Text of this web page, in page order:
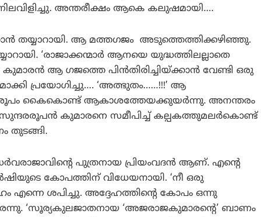
നിലവിളിച്ചു. അന്തരീക്ഷം ആകെ കലുഷമായി….
തയ്യാറായി. ആ മത്തഗജം അടുത്തെത്തിക്കഴിഞ്ഞു.
‘രാജാക്കന്മാര്‍ ആനയെ യുദ്ധത്തിലല്ലാതെ
ആ ഗജത്തെ പിന്‍തിരിച്ചിയ്ക്കാന്‍ വേണ്ടി ഒരു
പ്രയോഗിച്ചു…. ‘അത്ഭുതം……!!!’ ആ
കൈകൊണ്ട് ആകാശത്തേയക്കുയര്‍ന്നു. അനന്തരം
കുമാരനെ സമീപിച്ച് കല്പകത്തുമലര്‍കൊണ്ട്
തുടങ്ങി.
പുത്രനായ പ്രിയംവദന്‍ ആണ്. എന്റെ
കോപത്തിന് വിധേയനായി. ‘നീ ഒരു
എന്നെ ശപിച്ചു. അദ്ദേഹത്തിന്റെ കോപം ഒന്നു
‘സൂര്യകുലജാതനായ ‘അജരാജകുമാരന്റെ’ ബാണം